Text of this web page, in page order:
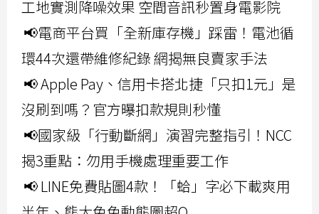
工地實測降噪效果 空間音訊秒置身電影院
📢電商平台買「全新庫存機」踩雷！電池循
環44次還帶維修紀錄 網揭無良賣家手法
📢 Apple Pay、信用卡搭北捷「只扣1元」是
沒刷到嗎？官方曝扣款規則秒懂
📢國家級「行動斷網」演習完整指引！NCC
揭3重點：勿用手機處理重要工作
📢 LINE免費貼圖4款！「蛤」字必下載爽用